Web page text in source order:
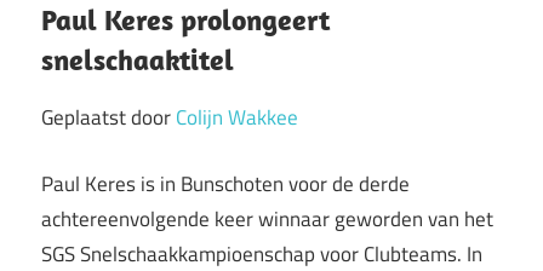
Paul Keres prolongeert
snelschaaktitel
Geplaatst doorColijn Wakkee
Paul Keres is in Bunschoten voor de derde
achtereenvolgende keer winnaar geworden van het
SGS Snelschaakkampioenschap voor Clubteams. In